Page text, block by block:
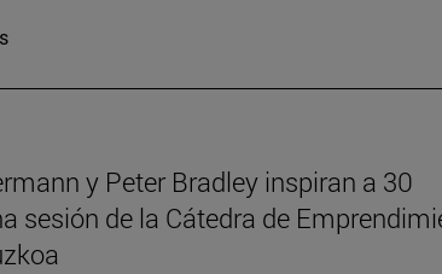
y Peter Bradley inspiran a 30
sesión de la Cátedra de